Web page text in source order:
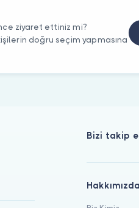
ziyaret ettiniz mi?
doğru seçim yapmasına
Bizi takip
Hakkımızda